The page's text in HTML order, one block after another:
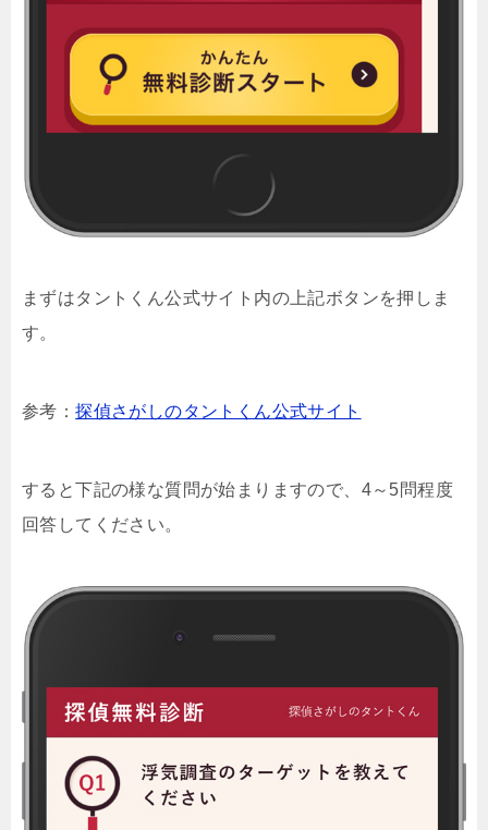
まずはタントくん公式サイト内の上記ボタンを押しま
す。
参考：探偵さがしのタントくん公式サイト
すると下記の様な質問が始まりますので、4～5問程度
回答してください。